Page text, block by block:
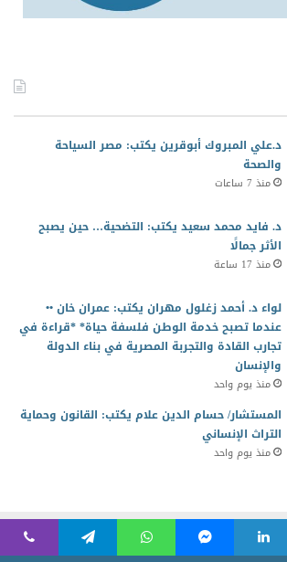
د.علي المبروك أبوقرين يكتب: مصر السياحة
والصحة
منذ 7 ساعات
د. فايد محمد سعيد يكتب: التضحية… حين يصبح
الأثر جمالًا
منذ 17 ساعة
لواء د. أحمد زغلول مهران يكتب: عمران خان ••
عندما تصبح خدمة الوطن فلسفة حياة* *قراءة في
تجارب القادة والتجربة المصرية في بناء الدولة
والإنسان
منذ يوم واحد
المستشار/ حسام الدين علام يكتب: القانون وحماية
التراث الإنساني
منذ يوم واحد